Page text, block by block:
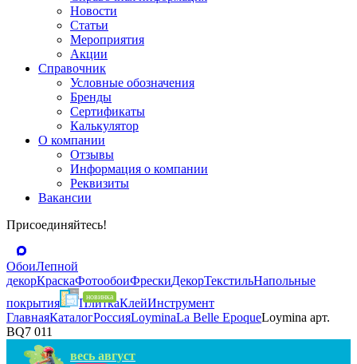
Новости
Статьи
Мероприятия
Акции
Справочник
Условные обозначения
Бренды
Сертификаты
Калькулятор
О компании
Отзывы
Информация о компании
Реквизиты
Вакансии
Присоединяйтесь!
ОбоиЛепной
декорКраскаФотообоиФрескиДекорТекстильНапольные
покрытия
ПлиткаКлейИнструмент
ГлавнаяКаталогРоссияLoyminaLa Belle EpoqueLoymina арт.
BQ7 011
весь август